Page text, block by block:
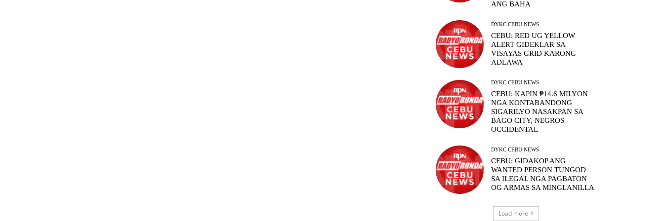
ANG BAHA
DYKC CEBU NEWS
CEBU: RED UG YELLOW
ALERT GIDEKLAR SA
VISAYAS GRID KARONG
ADLAWA
DYKC CEBU NEWS
CEBU: KAPIN ₱14.6 MILYON
NGA KONTABANDONG
SIGARILYO NASAKPAN SA
BAGO CITY, NEGROS
OCCIDENTAL
DYKC CEBU NEWS
CEBU: GIDAKOP ANG
WANTED PERSON TUNGOD
SA ILEGAL NGA PAGBATON
OG ARMAS SA MINGLANILLA
Load more